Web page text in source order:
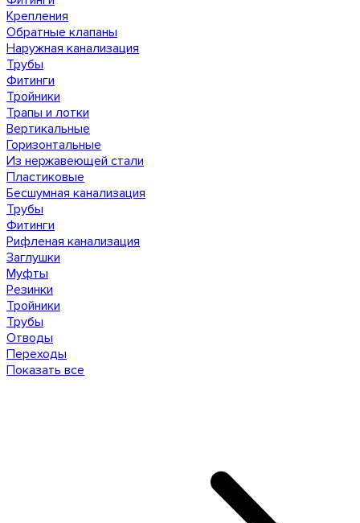
Крепления
Обратные клапаны
Наружная канализация
Трубы
Фитинги
Тройники
Трапы и лотки
Вертикальные
Горизонтальные
Из нержавеющей стали
Пластиковые
Бесшумная канализация
Трубы
Фитинги
Рифленая канализация
Заглушки
Муфты
Резинки
Тройники
Трубы
Отводы
Переходы
Показать все